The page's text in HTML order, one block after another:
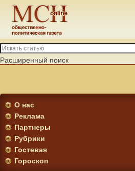
Расширенный поиск
О нас
Реклама
Партнеры
Рубрики
Гостевая
Гороскоп